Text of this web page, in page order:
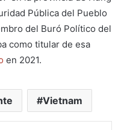
Pública del Pueblo
del Buró Político del
como titular de esa
en 2021.
Vietnam